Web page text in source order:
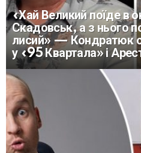
«Хай Великий поїде в
Скадовськ, а з нього
лисий» — Кондратюк
у «95 Квартала» і